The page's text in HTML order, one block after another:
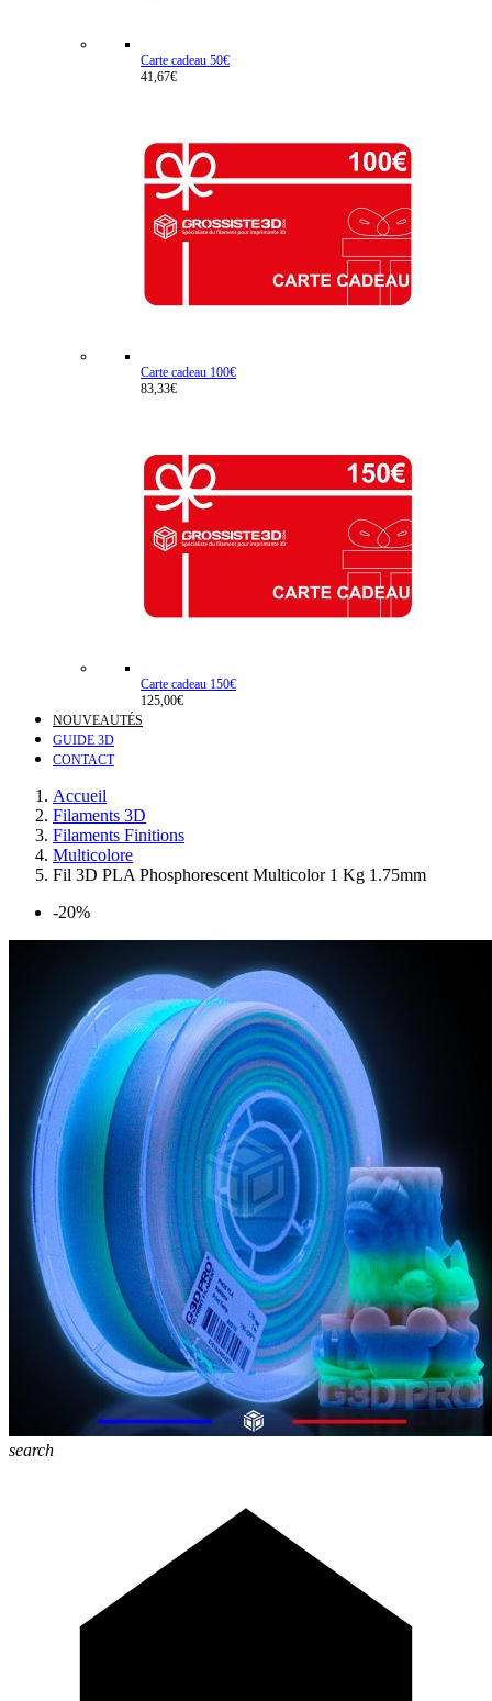
Carte cadeau 50€
41,67€
Carte cadeau 100€
83,33€
Carte cadeau 150€
125,00€
NOUVEAUTÉS
GUIDE 3D
CONTACT
Accueil
Filaments 3D
Filaments Finitions
Multicolore
Fil 3D PLA Phosphorescent Multicolor 1 Kg 1.75mm
-20%
search